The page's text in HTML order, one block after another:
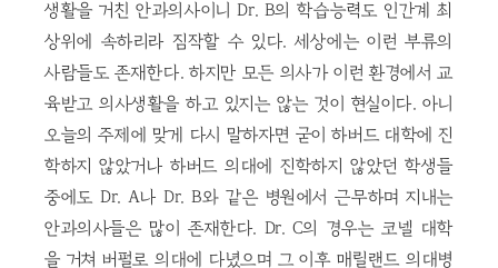
생활을 거친 안과의사이니 Dr. B의 학습능력도 인간계 최
상위에 속하리라 짐작할 수 있다. 세상에는 이런 부류의
사람들도 존재한다. 하지만 모든 의사가 이런 환경에서 교
육받고 의사생활을 하고 있지는 않는 것이 현실이다. 아니
오늘의 주제에 맞게 다시 말하자면 굳이 하버드 대학에 진
학하지 않았거나 하버드 의대에 진학하지 않았던 학생들
중에도 Dr. A나 Dr. B와 같은 병원에서 근무하며 지내는
안과의사들은 많이 존재한다. Dr. C의 경우는 코넬 대학
을 거쳐 버펄로 의대에 다녔으며 그 이후 매릴랜드 의대병